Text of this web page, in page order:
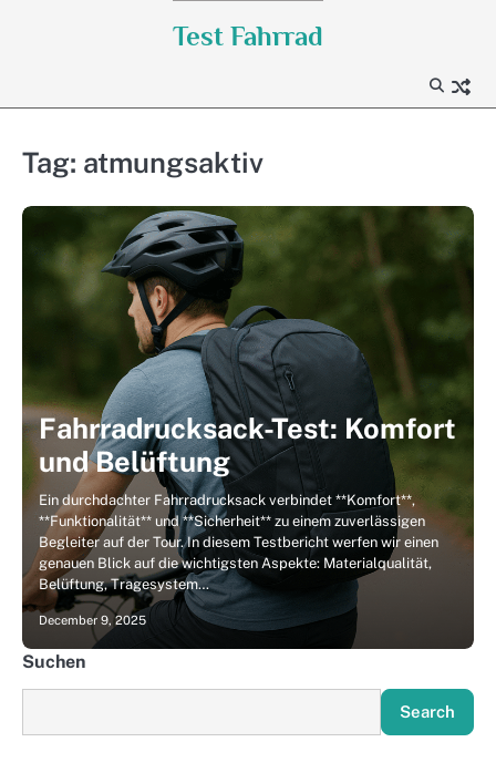
Test Fahrrad
Tag: atmungsaktiv
Fahrradrucksack-Test: Komfort
und Belüftung
Ein durchdachter Fahrradrucksack verbindet **Komfort**,
**Funktionalität** und **Sicherheit** zu einem zuverlässigen
Begleiter auf der Tour. In diesem Testbericht werfen wir einen
genauen Blick auf die wichtigsten Aspekte: Materialqualität,
Belüftung, Tragesystem…
December 9, 2025
Suchen
Search